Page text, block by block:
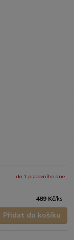
489 Kč/ks
do 1 pracovního dne
Přidat do košíku